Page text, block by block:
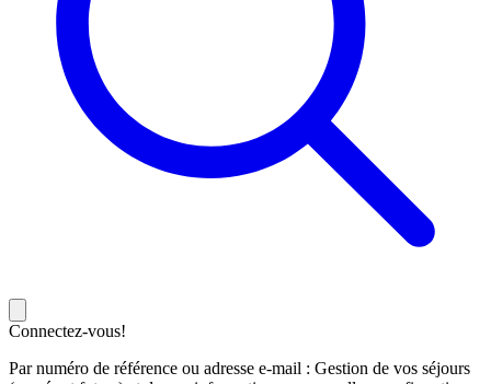
Connectez-vous!
Par numéro de référence ou adresse e-mail : Gestion de vos séjours